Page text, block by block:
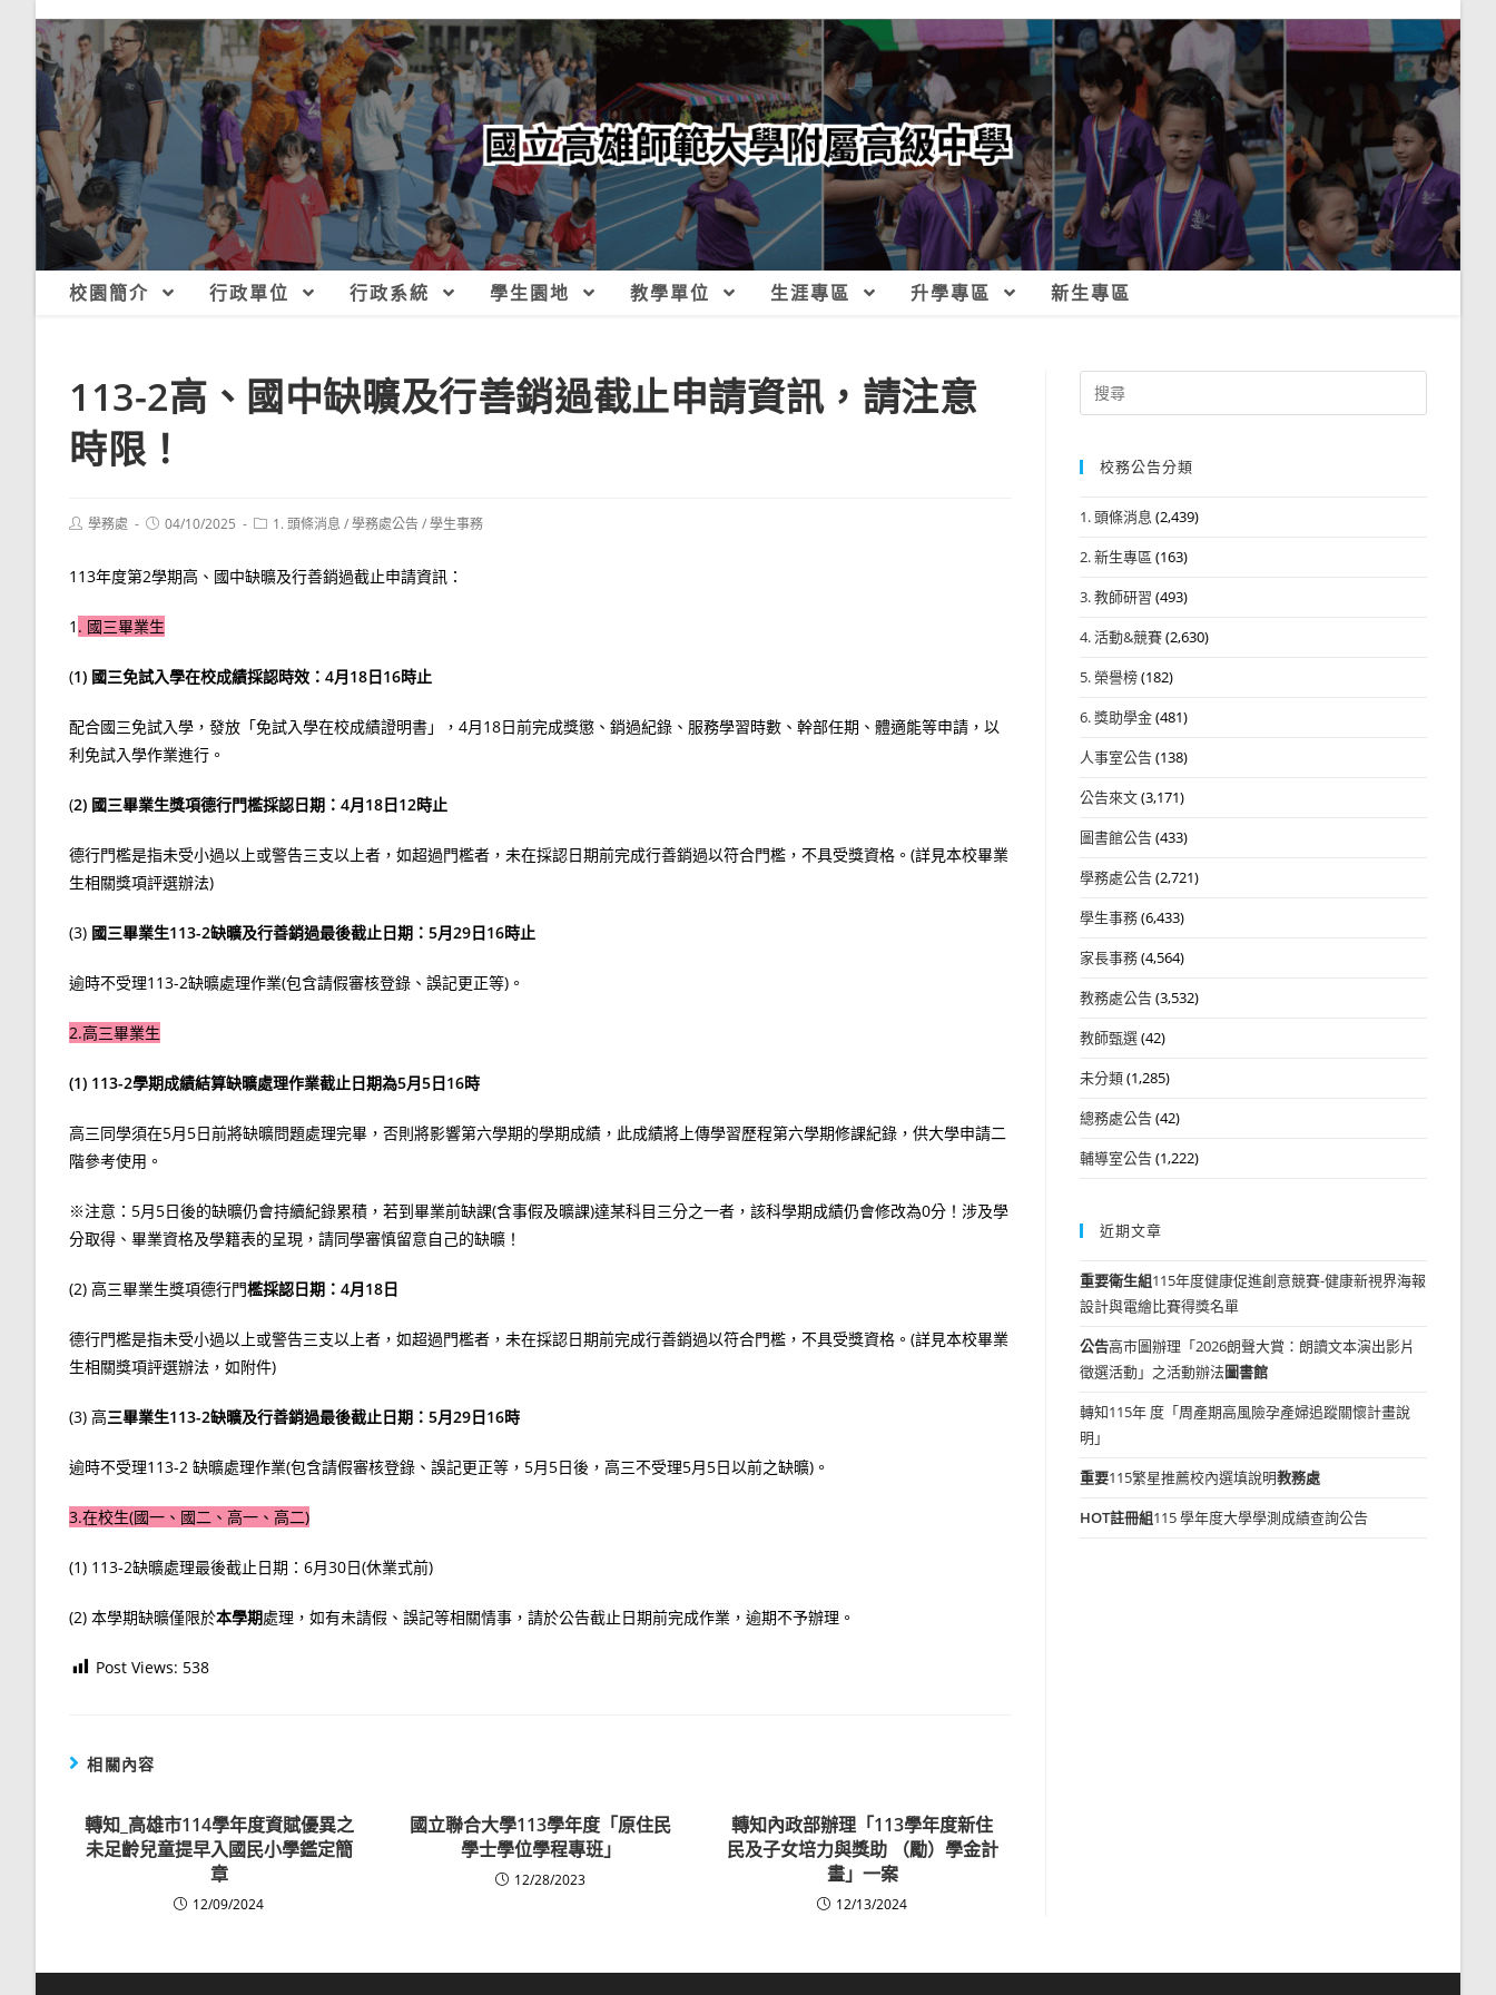
校園簡介 行政單位 行政系統 學生園地 教學單位 生涯專區 升學專區 新生專區
113-2高、國中缺曠及行善銷過截止申請資訊，請注意
時限！
Post學務處
Post04/10/2025
Post1. 頭條消息 /學務處公告/學生事務
113年度第2學期高、國中缺曠及行善銷過截止申請資訊：
1 . 國三畢業生
(1) 國三免試入學在校成績採認時效：4月18日16時止
配合國三免試入學，發放「免試入學在校成績證明書」，4月18日前完成獎懲、銷過紀錄、服務學習時數、幹部任期、體適能等申請，以
利免試入學作業進行。
(2) 國三畢業生獎項德行門檻採認日期：4月18日12時止
德行門檻是指未受小過以上或警告三支以上者，如超過門檻者，未在採認日期前完成行善銷過以符合門檻，不具受獎資格。(詳見本校畢業
生相關獎項評選辦法)
(3) 國三畢業生113-2缺曠及行善銷過最後截止日期：5月29日16時止
逾時不受理113-2缺曠處理作業(包含請假審核登錄、誤記更正等)。
2.高三畢業生
(1) 113-2學期成績結算缺曠處理作業截止日期為5月5日16時
高三同學須在5月5日前將缺曠問題處理完畢，否則將影響第六學期的學期成績，此成績將上傳學習歷程第六學期修課紀錄，供大學申請二
階參考使用。
※注意：5月5日後的缺曠仍會持續紀錄累積，若到畢業前缺課(含事假及曠課)達某科目三分之一者，該科學期成績仍會修改為0分！涉及學
分取得、畢業資格及學籍表的呈現，請同學審慎留意自己的缺曠！
(2) 高三畢業生獎項德行門檻採認日期：4月18日
德行門檻是指未受小過以上或警告三支以上者，如超過門檻者，未在採認日期前完成行善銷過以符合門檻，不具受獎資格。(詳見本校畢業
生相關獎項評選辦法，如附件)
(3) 高三畢業生113-2缺曠及行善銷過最後截止日期：5月29日16時
逾時不受理113-2 缺曠處理作業(包含請假審核登錄、誤記更正等，5月5日後，高三不受理5月5日以前之缺曠)。
3.在校生(國一、國二、高一、高二)
(1) 113-2缺曠處理最後截止日期：6月30日(休業式前)
(2) 本學期缺曠僅限於本學期處理，如有未請假、誤記等相關情事，請於公告截止日期前完成作業，逾期不予辦理。
Post Views: 538
相關內容
轉知_高雄市114學年度資賦優異之
未足齡兒童提早入國民小學鑑定簡
章
12/09/2024
國立聯合大學113學年度「原住民
學士學位學程專班」
12/28/2023
轉知內政部辦理「113學年度新住
民及子女培力與獎助 （勵）學金計
畫」一案
12/13/2024
Search
for:
校務公告分類
1. 頭條消息 (2,439)
2. 新生專區 (163)
3. 教師研習 (493)
4. 活動&競賽(2,630)
5. 榮譽榜(182)
6. 獎助學金(481)
人事室公告(138)
公告來文(3,171)
圖書館公告(433)
學務處公告(2,721)
學生事務(6,433)
家長事務(4,564)
教務處公告(3,532)
教師甄選(42)
未分類(1,285)
總務處公告(42)
輔導室公告(1,222)
近期文章
重要衛生組115年度健康促進創意競賽-健康新視界海報
設計與電繪比賽得獎名單
公告高市圖辦理「2026朗聲大賞：朗讀文本演出影片
徵選活動」之活動辦法圖書館
轉知115年 度「周產期高風險孕產婦追蹤關懷計畫說
明」
重要115繁星推薦校內選填說明教務處
HOT註冊組115 學年度大學學測成績查詢公告